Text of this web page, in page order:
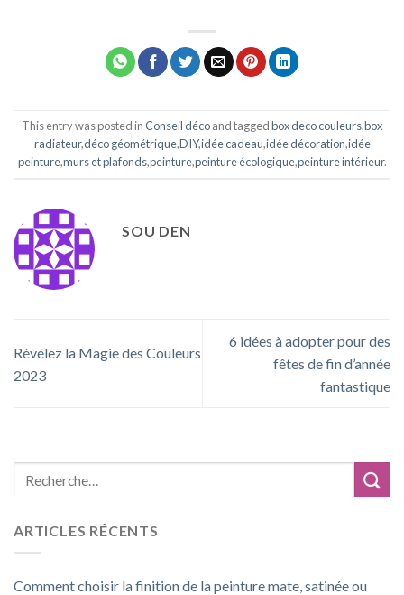
This entry was posted inConseil décoand taggedbox deco couleurs,box
radiateur,déco géométrique,DIY,idée cadeau,idée décoration,idée
peinture,murs et plafonds,peinture,peinture écologique,peinture intérieur.
SOU DEN
Révélez la Magie des Couleurs
2023
6 idées à adopter pour des
fêtes de fin d’année
fantastique
ARTICLES RÉCENTS
Comment choisir la finition de la peinture mate, satinée ou